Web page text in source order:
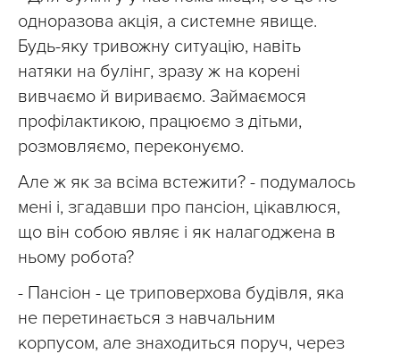
одноразова акція, а системне явище.
Будь-яку тривожну ситуацію, навіть
натяки на булінг, зразу ж на корені
вивчаємо й вириваємо. Займаємося
профілактикою, працюємо з дітьми,
розмовляємо, переконуємо.
Але ж як за всіма встежити? - подумалось
мені і, згадавши про пансіон, цікавлюся,
що він собою являє і як налагоджена в
ньому робота?
- Пансіон - це триповерхова будівля, яка
не перетинається з навчальним
корпусом, але знаходиться поруч, через